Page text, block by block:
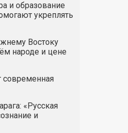
и образование
укреплять
Востоку
народе и цене
современная
«Русская
и